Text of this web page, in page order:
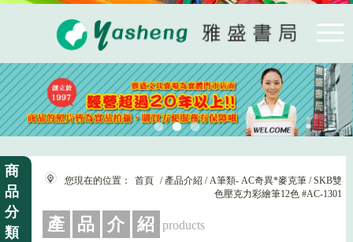
商
品
分
類
您現在的位置： 首頁 / 產品介紹 / A筆類- AC奇異*麥克筆 / SKB雙
色壓克力彩繪筆12色 #AC-1301
產 品 介 紹 products